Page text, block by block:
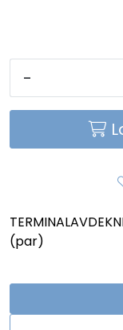
-
(par)